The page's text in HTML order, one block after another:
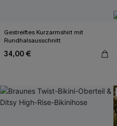
Gestreiftes Kurzarmshirt mit
Rundhalsausschnitt
34,00 €